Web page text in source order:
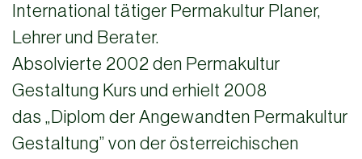
International tätiger Permakultur Planer,
Lehrer und Berater.
Absolvierte 2002 den Permakultur
Gestaltung Kurs und erhielt 2008
das „Diplom der Angewandten Permakultur
Gestaltung” von der österreichischen